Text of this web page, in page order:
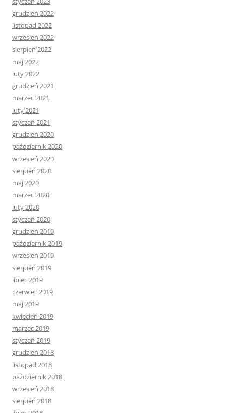
grudzień 2022
listopad 2022
wrzesień 2022
sierpień 2022
maj 2022
luty 2022
grudzień 2021
marzec 2021
luty 2021
styczeń 2021
grudzień 2020
październik 2020
wrzesień 2020
sierpień 2020
maj 2020
marzec 2020
luty 2020
styczeń 2020
grudzień 2019
październik 2019
wrzesień 2019
sierpień 2019
lipiec 2019
czerwiec 2019
maj 2019
kwiecień 2019
marzec 2019
styczeń 2019
grudzień 2018
listopad 2018
październik 2018
wrzesień 2018
sierpień 2018